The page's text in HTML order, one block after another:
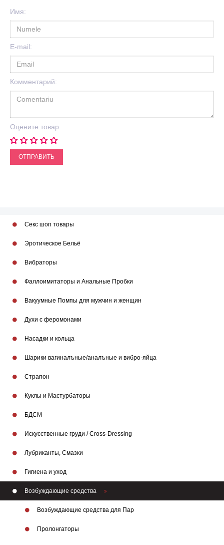
Имя:
E-mail:
Комментарий:
Оцените товар
ОТПРАВИТЬ
Секс шоп товары
Эротическое Бельё
Вибраторы
Фаллоимитаторы и Анальные Пробки
Вакуумные Помпы для мужчин и женщин
Духи с феромонами
Насадки и кольца
Шарики вагиналъные/аналъные и вибро-яйца
Страпон
Куклы и Мастурбаторы
БДСМ
Искусственные груди / Cross-Dressing
Лубриканты, Смазки
Гигиена и уход
Возбуждающие средства
Возбуждающие средства для Пар
Пролонгаторы